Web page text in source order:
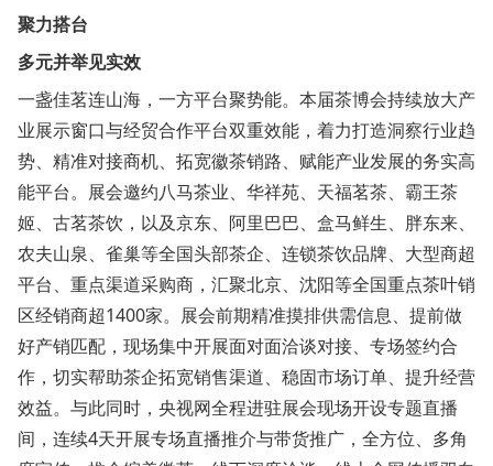
聚力搭台
多元并举见实效
一盏佳茗连山海，一方平台聚势能。本届茶博会持续放大产
业展示窗口与经贸合作平台双重效能，着力打造洞察行业趋
势、精准对接商机、拓宽徽茶销路、赋能产业发展的务实高
能平台。展会邀约八马茶业、华祥苑、天福茗茶、霸王茶
姬、古茗茶饮，以及京东、阿里巴巴、盒马鲜生、胖东来、
农夫山泉、雀巢等全国头部茶企、连锁茶饮品牌、大型商超
平台、重点渠道采购商，汇聚北京、沈阳等全国重点茶叶销
区经销商超1400家。展会前期精准摸排供需信息、提前做
好产销匹配，现场集中开展面对面洽谈对接、专场签约合
作，切实帮助茶企拓宽销售渠道、稳固市场订单、提升经营
效益。与此同时，央视网全程进驻展会现场开设专题直播
间，连续4天开展专场直播推介与带货推广，全方位、多角